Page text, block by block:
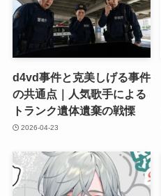
d4vd事件と克美しげる事件
の共通点｜人気歌手による
トランク遺体遺棄の戦慄
2026-04-23